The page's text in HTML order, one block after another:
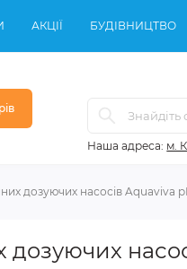
АКЦІЇ БУДІВНИЦТВО
Наша адреса: м.
дозуючих насосів Aquaviva